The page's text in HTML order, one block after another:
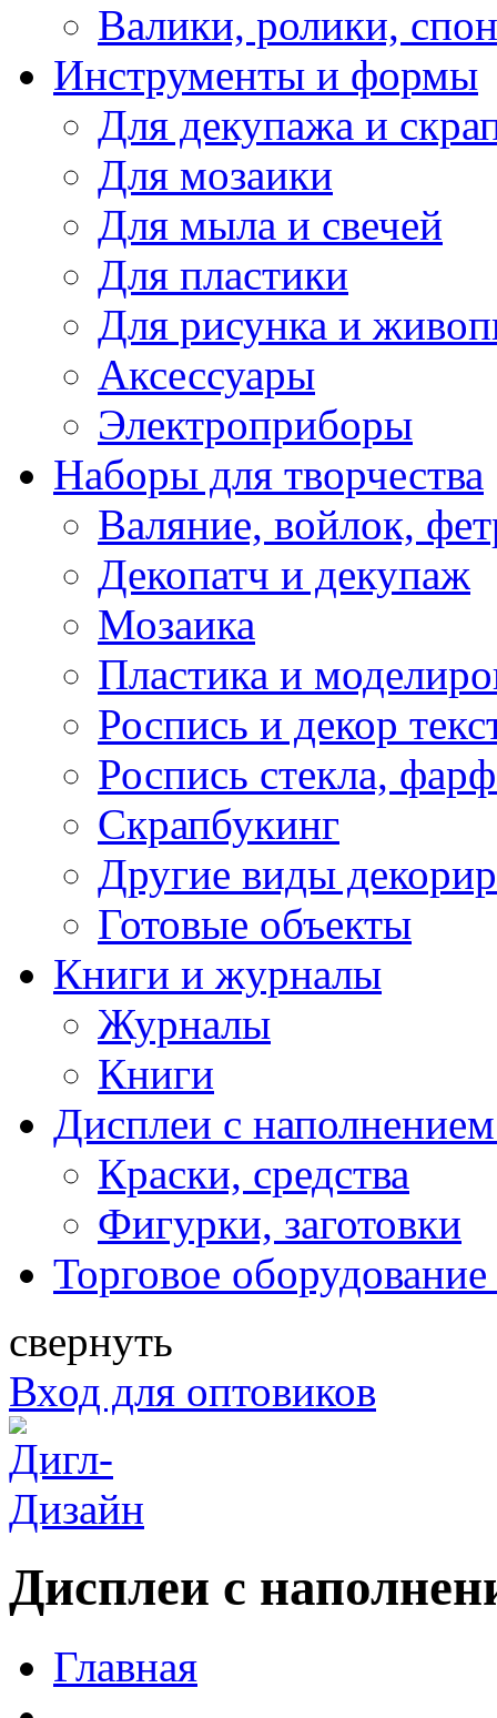
Валики, ролики,
Инструменты и формы
Для декупажа и
Для мозаики
Для мыла и свечей
Для пластики
Для рисунка и
Аксессуары
Электроприборы
Наборы для творчества
Валяние, войлок,
Декопатч и декупаж
Мозаика
Пластика и
Роспись и декор
Роспись стекла,
Скрапбукинг
Другие виды
Готовые объекты
Книги и журналы
Журналы
Книги
Дисплеи с
Краски, средства
Фигурки, заготовки
Торговое
свернуть
Вход для оптовиков
Дисплеи с
Главная